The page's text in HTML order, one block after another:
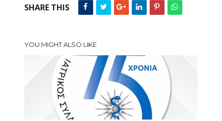
SHARE THIS
YOU MIGHT ALSO LIKE